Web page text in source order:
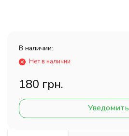
В наличии:
Нет в наличии
180 грн.
Уведомить